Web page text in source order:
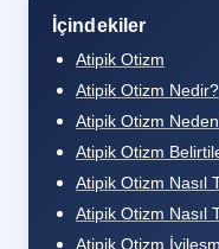
İçindekiler
Atipik Otizm
Atipik Otizm Nedir?
Atipik Otizm
Atipik Otizm
Atipik Otizm Nasıl
Atipik Otizm Nasıl
Atipik Otizm